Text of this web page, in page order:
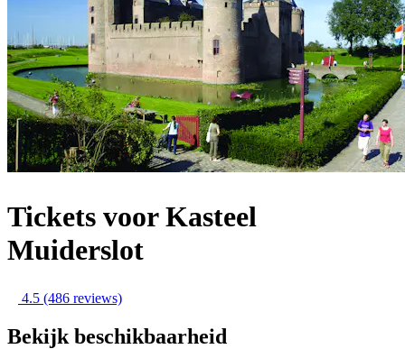
Tickets voor Kasteel
Muiderslot
4.5 (486 reviews)
Bekijk beschikbaarheid